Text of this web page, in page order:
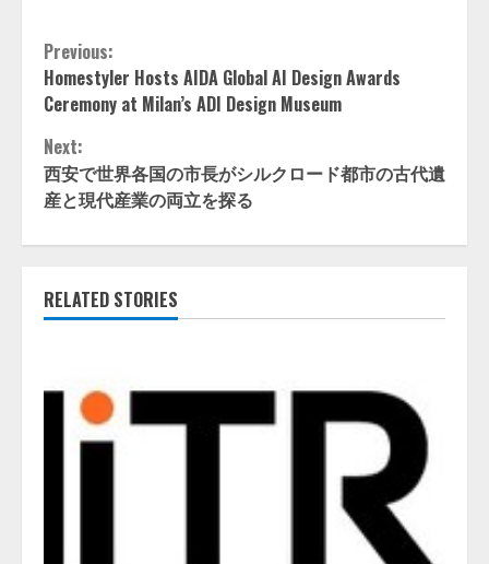
Continue
Reading
Previous:
Homestyler Hosts AIDA Global AI Design Awards
Ceremony at Milan’s ADI Design Museum
Next:
西安で世界各国の市長がシルクロード都市の古代遺
産と現代産業の両立を探る
RELATED STORIES